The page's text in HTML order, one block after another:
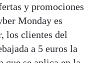
y promociones
Monday es
los clientes del
a 5 euros la